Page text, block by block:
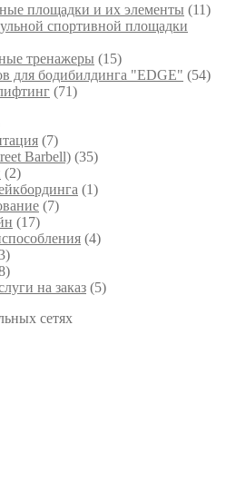
площадки и их элементы (11)
спортивной площадки
тренажеры (15)
для бодибилдинга "EDGE" (54)
(71)
(7)
Barbell) (35)
(2)
(1)
(7)
(17)
(4)
на заказ (5)
сетях